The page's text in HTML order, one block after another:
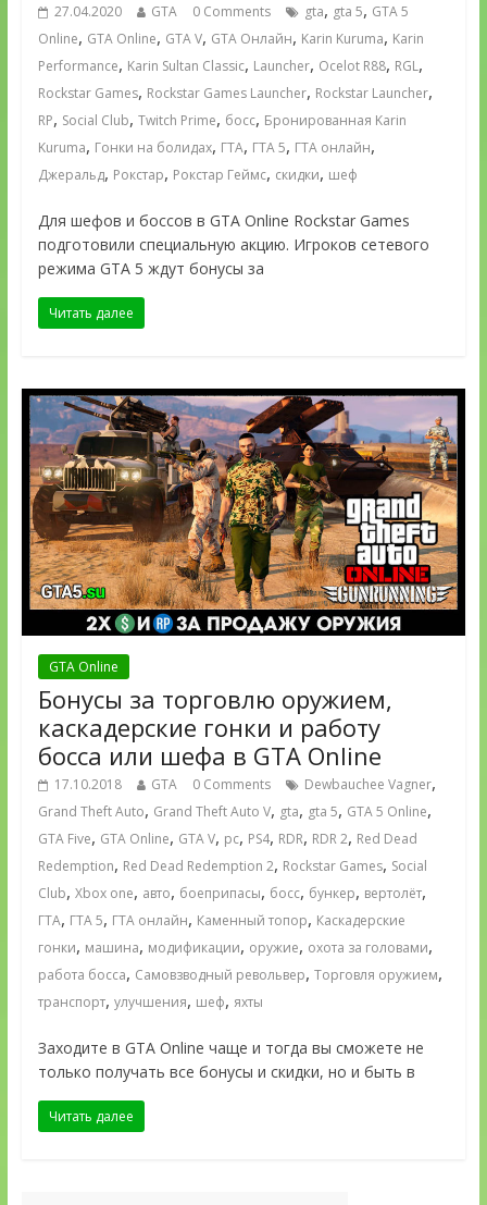
27.04.2020 GTA 0 Comments gta, gta 5, GTA 5
Online, GTA Online, GTA V, GTA Онлайн, Karin Kuruma, Karin
Performance, Karin Sultan Classic, Launcher, Ocelot R88, RGL,
Rockstar Games, Rockstar Games Launcher, Rockstar Launcher,
RP, Social Club, Twitch Prime, босс, Бронированная Karin
Kuruma, Гонки на болидах, ГТА, ГТА 5, ГТА онлайн,
Джеральд, Рокстар, Рокстар Геймс, скидки, шеф
Для шефов и боссов в GTA Online Rockstar Games
подготовили специальную акцию. Игроков сетевого
режима GTA 5 ждут бонусы за
Читать далее
GTA Online
Бонусы за торговлю оружием,
каскадерские гонки и работу
босса или шефа в GTA Online
17.10.2018 GTA 0 Comments Dewbauchee Vagner,
Grand Theft Auto, Grand Theft Auto V, gta, gta 5, GTA 5 Online,
GTA Five, GTA Online, GTA V, pc, PS4, RDR, RDR 2, Red Dead
Redemption, Red Dead Redemption 2, Rockstar Games, Social
Club, Xbox one, авто, боеприпасы, босс, бункер, вертолёт,
ГТА, ГТА 5, ГТА онлайн, Каменный топор, Каскадерские
гонки, машина, модификации, оружие, охота за головами,
работа босса, Самовзводный револьвер, Торговля оружием,
транспорт, улучшения, шеф, яхты
Заходите в GTA Online чаще и тогда вы сможете не
только получать все бонусы и скидки, но и быть в
Читать далее